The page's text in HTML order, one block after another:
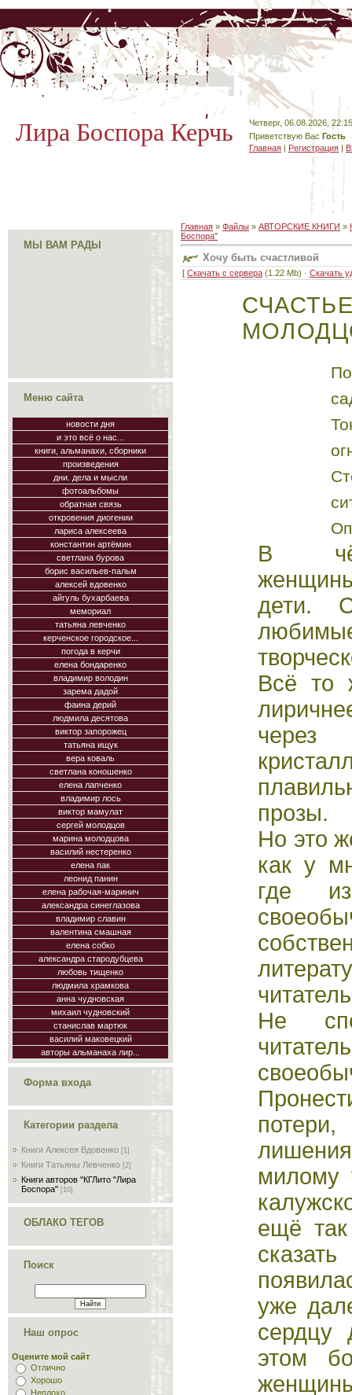
Лира Боспора Керчь
Четверг, 06.08.2026, 22:15
Приветствую Вас Гость
Главная | Регистрация |
МЫ ВАМ РАДЫ
Меню сайта
новости дня
и это всё о нас...
книги, альманахи, сборники
произведения
дни. дела и мысли
фотоальбомы
обратная связь
откровения диогении
лариса алексеева
константин артёмин
светлана бурова
борис васильев-пальм
алексей вдовенко
айгуль бухарбаева
мемориал
татьяна левченко
керченское городское...
погода в керчи
елена бондаренко
владимир володин
зарема дадой
фаина дерий
людмила десятова
виктор запорожец
татьяна ищук
вера коваль
светлана коношенко
елена лапченко
владимир лось
виктор мамулат
сергей молодцов
марина молодцова
василий нестеренко
елена пак
леонид панин
елена рабочая-маринич
александра синеглазова
владимир славин
валентина смашная
елена собко
александра стародубцева
любовь тищенко
людмила храмкова
анна чудновская
михаил чудновский
станислав мартюк
василий маковецкий
авторы альманаха лир...
Форма входа
Категории раздела
Книги Алексея Вдовенко [1]
Книги Татьяны Левченко [2]
Книги авторов "КГЛито "Лира
Боспора" [10]
ОБЛАКО ТЕГОВ
Поиск
Наш опрос
Оцените мой сайт
Отлично
Хорошо
Неплохо
Главная » Файлы » АВТОРСКИЕ КНИГИ »
Боспора"
Хочу быть счастливой
[ Скачать с сервера (1.22 Mb) · Скачать
В
дети.
Всё то
через
прозы.
Но это
как у
где
Не
милому
ещё так
уже
этом